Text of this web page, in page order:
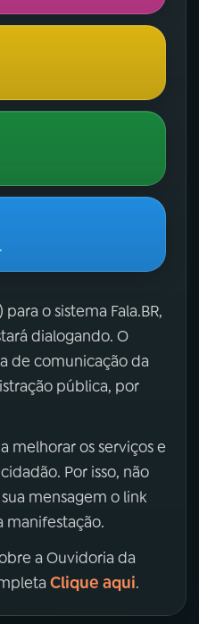
o sistema Fala.BR,
dialogando. O
de comunicação da
pública, por
melhorar os serviços e
Por isso, não
mensagem o link
manifestação.
a Ouvidoria da
Clique aqui.